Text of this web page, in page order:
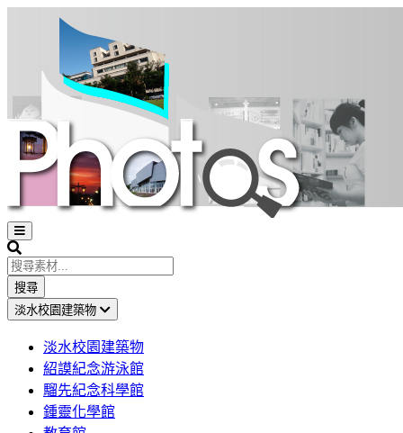
Open
sidebar
Search
搜尋
淡水校園建築物
淡水校園建築物
紹謨紀念游泳館
騮先紀念科學館
鍾靈化學館